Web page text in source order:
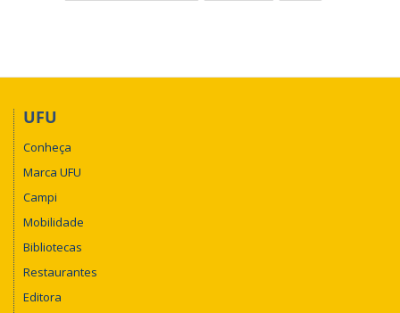
UFU
Conheça
Marca UFU
Campi
Mobilidade
Bibliotecas
Restaurantes
Editora